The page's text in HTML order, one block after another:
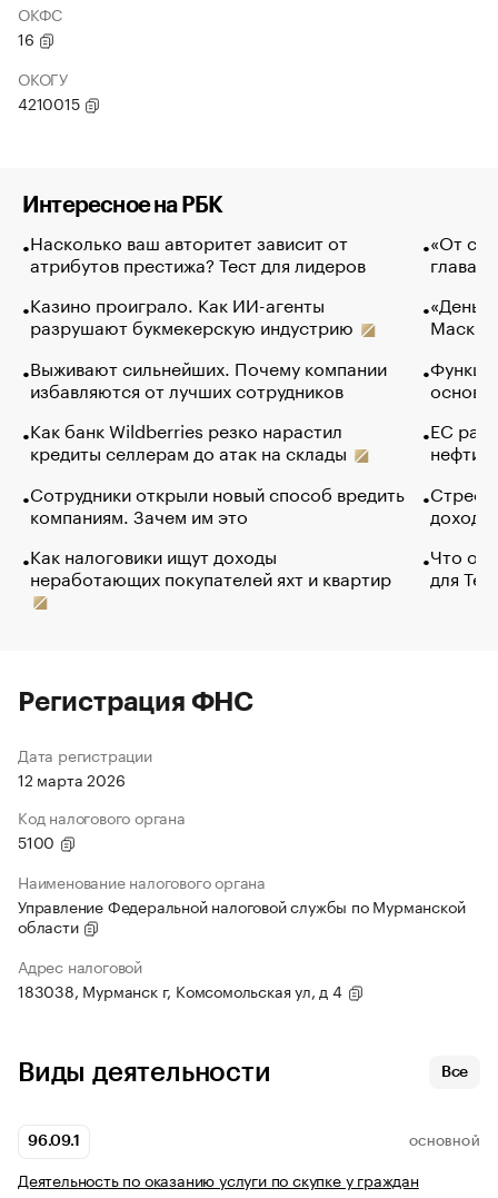
ОКФС
16
ОКОГУ
4210015
Интересное на РБК
Насколько ваш авторитет зависит от
атрибутов престижа? Тест для лидеров
Казино проиграло. Как ИИ-агенты
разрушают букмекерскую индустрию
Выживают сильнейших. Почему компании
избавляются от лучших сотрудников
Как банк Wildberries резко нарастил
кредиты селлерам до атак на склады
Сотрудники открыли новый способ вредить
компаниям. Зачем им это
Как налоговики ищут доходы
неработающих покупателей яхт и квартир
«От
глава
Маск в
основ
ЕС
нефти
Что
для
Регистрация ФНС
Дата регистрации
12 марта 2026
Код налогового органа
5100
Наименование налогового органа
Управление Федеральной налоговой службы по Мурманской
области
Адрес налоговой
183038, Мурманск г, Комсомольская ул, д 4
Виды деятельности Все
96.09.1 ОСНОВНОЙ
Деятельность по оказанию услуги по скупке у граждан